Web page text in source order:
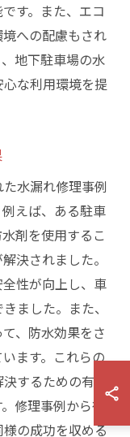
す。また、エコ
への配慮もされ
地下駐車場の水
な利用環境を提
水漏れ修理事例
えば、ある駐車
剤を使用するこ
決されました。
性が向上し、車
ました。また、
、防水効果をさ
ます。これらの
するための有効
修理事例から得
の成功を収める